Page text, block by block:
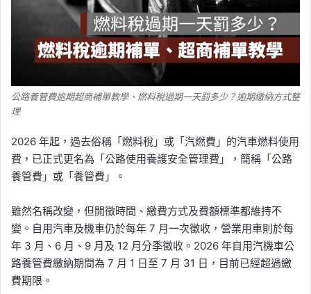
公路養管費逾期超商補單教學、燃料稅過期一天罰多少？逾期繳納方式整
理
2026 年起，過去俗稱「燃料稅」或「汽燃費」的汽車燃料使用
費，已正式更名為「公路使用養護安全管理費」，簡稱「公路
養管費」或「養管費」。
雖然名稱改變，但開徵時間、繳費方式及費額標準都維持不
變。自用汽車及機車仍於每年 7 月一次徵收，營業用車則於每
年 3 月、6 月、9 月及 12 月分季徵收。2026 年自用汽機車公
路養管費繳納期間為 7 月 1 日至 7 月 31 日，目前已經超過繳
費期限。